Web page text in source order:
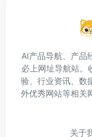
AI产品导航、产品
必上网址导航站。
验、行业资讯、数
外优秀网站等相关
关于